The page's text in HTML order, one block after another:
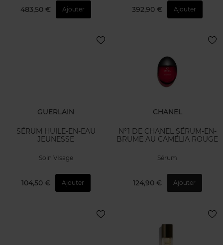
483,50 € Ajouter 392,90 € Ajouter
GUERLAIN
SÉRUM HUILE-EN-EAU
JEUNESSE
Soin VIsage
104,50 € Ajouter
CHANEL
N°1 DE CHANEL SÉRUM-EN-
BRUME AU CAMÉLIA ROUGE
Sérum
124,90 € Ajouter